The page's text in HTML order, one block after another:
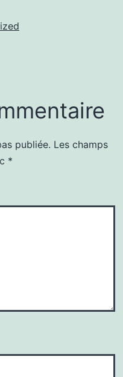
publiée. Les champs
*